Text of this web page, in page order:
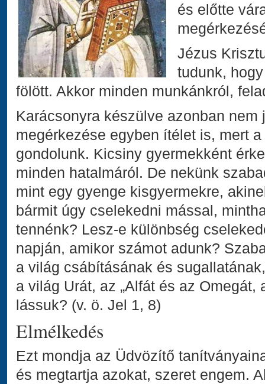
és előtte
Jézus
tudunk,
fölött. Akkor minden munkánkról,
Karácsonyra készülve azonban
megérkezése egyben ítélet is, mert
gondolunk. Kicsiny gyermekként
minden hatalmáról. De nekünk
mint egy gyenge kisgyermekre,
bármit úgy cselekedni mással,
tennénk? Lesz-e különbség
napján, amikor számot adunk?
a világ csábításának és
a világ Urát, az „Alfát és az Omegát,
lássuk? (v. ö. Jel 1, 8)
Elmélkedés
Ezt mondja az Üdvözítő
és megtartja azokat, szeret engem.